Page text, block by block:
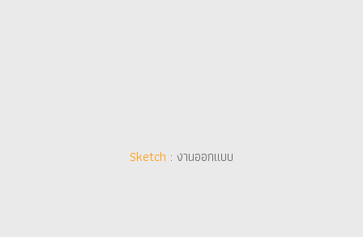
Sketch : งานออกแบบ
Sketch : งานออกแบบ